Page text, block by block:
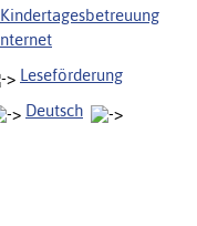
Leseförderung
Deutsch